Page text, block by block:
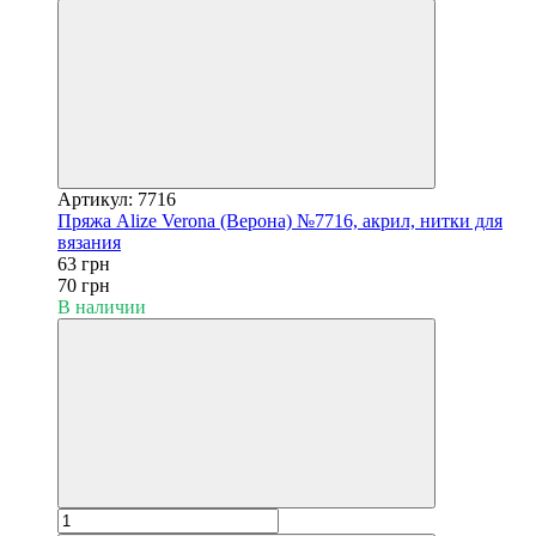
Артикул: 7716
Пряжа Alize Verona (Верона) №7716, акрил, нитки для
вязания
63 грн
70 грн
В наличии